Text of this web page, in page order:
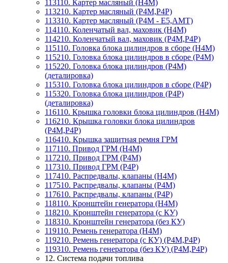
113110. Картер масляный (H4M)
113210. Картер масляный (P4M,P4P)
113310. Картер масляный (P4M - Е5,АМТ)
114110. Коленчатый вал, маховик (Н4М)
114210. Коленчатый вал, маховик (P4M,P4P)
115110. Головка блока цилиндров в сборе (Н4М)
115210. Головка блока цилиндров в сборе (P4M)
115220. Головка блока цилиндров (P4M)
(деталировка)
115310. Головка блока цилиндров в сборе (P4P)
115320. Головка блока цилиндров (P4P)
(деталировка)
116110. Крышка головки блока цилиндров (Н4М)
116210. Крышка головки блока цилиндров
(P4M,P4P)
116410. Крышка защитная ремня ГРМ
117110. Привод ГРМ (Н4М)
117210. Привод ГРМ (P4M)
117310. Привод ГРМ (P4P)
117410. Распредвалы, клапаны (Н4М)
117510. Распредвалы, клапаны (P4M)
117610. Распредвалы, клапаны (P4P)
118110. Кронштейн генератора (Н4М)
118210. Кронштейн генератора (с КУ)
118310. Кронштейн генератора (без КУ)
119110. Ремень генератора (H4M)
119210. Ремень генератора (с КУ) (P4M,P4P)
119310. Ремень генератора (без КУ) (P4M,P4P)
12. Система подачи топлива